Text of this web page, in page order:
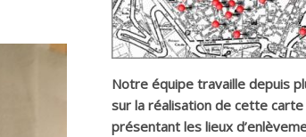
Notre équipe travaille depuis
sur la réalisation de cette
présentant les lieux